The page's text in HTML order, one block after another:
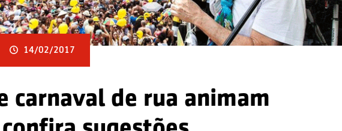
14/02/2017
carnaval de rua animam